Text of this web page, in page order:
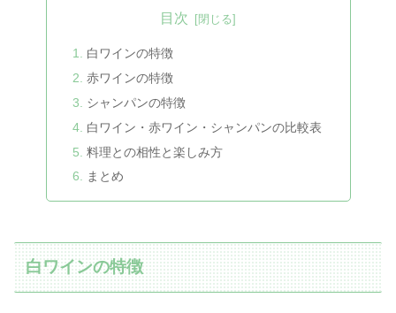
目次
白ワインの特徴
赤ワインの特徴
シャンパンの特徴
白ワイン・赤ワイン・シャンパンの比較表
料理との相性と楽しみ方
まとめ
白ワインの特徴